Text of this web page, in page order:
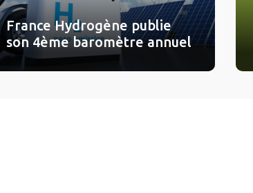
France Hydrogène publie
son 4ème baromètre annuel